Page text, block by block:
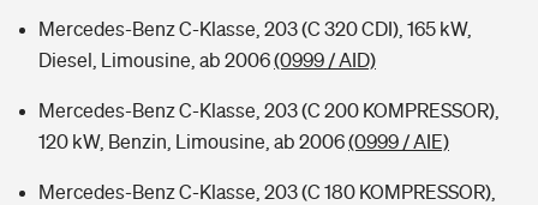
Mercedes-Benz C-Klasse, 203 (C 320 CDI), 165 kW,
Diesel, Limousine, ab 2006(0999 / AID)
Mercedes-Benz C-Klasse, 203 (C 200 KOMPRESSOR),
120 kW, Benzin, Limousine, ab 2006(0999 / AIE)
Mercedes-Benz C-Klasse, 203 (C 180 KOMPRESSOR),